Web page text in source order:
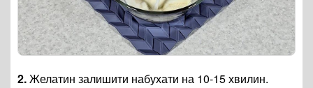
2.Желатин залишити набухати на 10-15 хвилин.